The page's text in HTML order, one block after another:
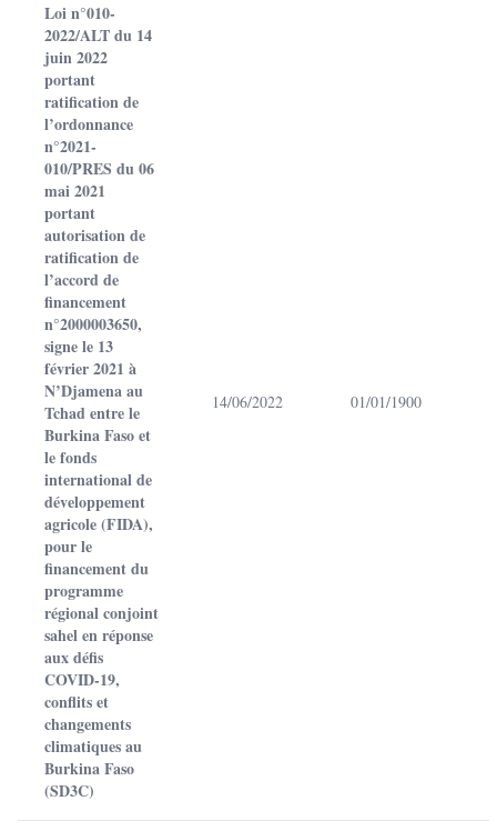
Loi n°010-
2022/ALT du 14
juin 2022
portant
ratification de
l’ordonnance
n°2021-
010/PRES du 06
mai 2021
portant
autorisation de
ratification de
l’accord de
financement
n°2000003650,
signe le 13
février 2021 à
N’Djamena au
Tchad entre le
Burkina Faso et
le fonds
international de
développement
agricole (FIDA),
pour le
financement du
programme
régional conjoint
sahel en réponse
aux défis
COVID-19,
conflits et
changements
climatiques au
Burkina Faso
(SD3C)
14/06/2022 01/01/1900